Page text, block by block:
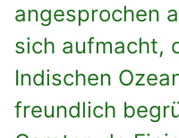
angesprochen
sich aufmacht,
Indischen
freundlich